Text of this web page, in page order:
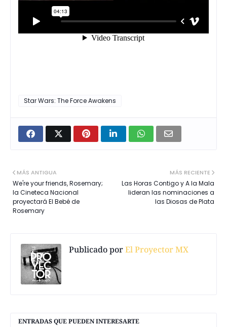
Star Wars: The Force Awakens
MÁS RECIENTE
Las Horas Contigo y A la Mala
lideran las nominaciones a
las Diosas de Plata
MÁS ANTIGUA
We're your friends, Rosemary;
la Cineteca Nacional
proyectará El Bebé de
Rosemary
Publicado porEl Proyector MX
ENTRADAS QUE PUEDEN INTERESARTE